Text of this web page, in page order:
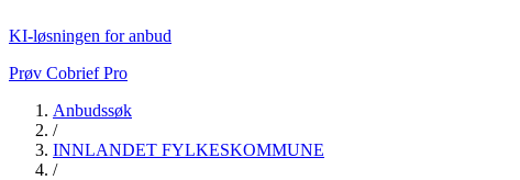
KI-løsningen for anbud
Prøv Cobrief Pro
Anbudssøk
/
INNLANDET FYLKESKOMMUNE
/